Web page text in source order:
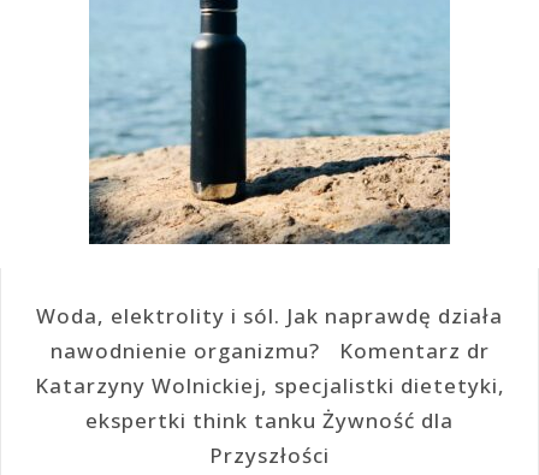
Woda, elektrolity i sól. Jak naprawdę działa
nawodnienie organizmu? Komentarz dr
Katarzyny Wolnickiej, specjalistki dietetyki,
ekspertki think tanku Żywność dla
Przyszłości